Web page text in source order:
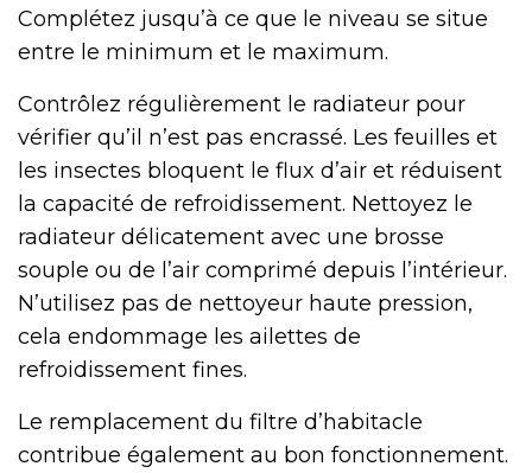
Complétez jusqu’à ce que le niveau se situe
entre le minimum et le maximum.
Contrôlez régulièrement le radiateur pour
vérifier qu’il n’est pas encrassé. Les feuilles et
les insectes bloquent le flux d’air et réduisent
la capacité de refroidissement. Nettoyez le
radiateur délicatement avec une brosse
souple ou de l’air comprimé depuis l’intérieur.
N’utilisez pas de nettoyeur haute pression,
cela endommage les ailettes de
refroidissement fines.
Le remplacement du filtre d’habitacle
contribue également au bon fonctionnement.